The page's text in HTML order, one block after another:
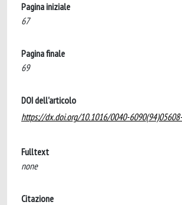
Pagina iniziale
67
Pagina finale
69
DOI dell'articolo
https://dx.doi.org/10.1016/0040-
Fulltext
none
Citazione